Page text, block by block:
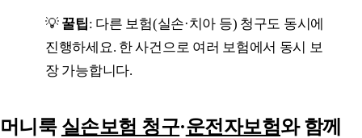
💡 꿀팁: 다른 보험(실손·치아 등) 청구도 동시에
진행하세요. 한 사건으로 여러 보험에서 동시 보
장 가능합니다.
머니룩 실손보험 청구·운전자보험와 함께